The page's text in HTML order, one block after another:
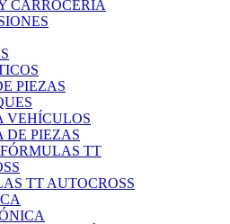
CARROCERÍA
PIEZAS
VEHÍCULOS
DE PIEZAS
TT
TT AUTOCROSS